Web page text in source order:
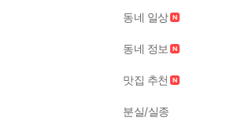
동네 일상
동네 정보
맛집 추천
분실/실종